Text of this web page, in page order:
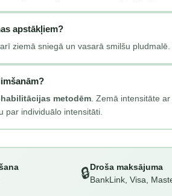
apstākļiem?
ziemā sniegā un vasarā smilšu
metodēm. Zemā intensitāte
par individuālo intensitāti.
🔒 Droša maksājuma
BankLink, Visa,